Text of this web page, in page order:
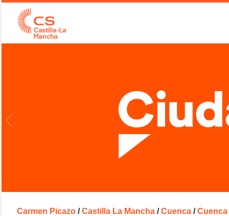
Carmen Picazo / Castilla La Mancha / Cuenca /